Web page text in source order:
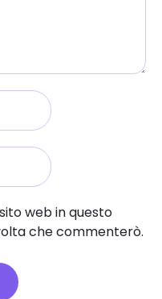
web in questo
che commenterò.